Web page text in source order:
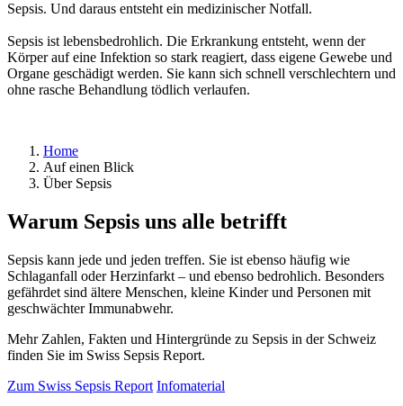
Sepsis. Und daraus entsteht ein medizinischer Notfall.
Sepsis ist lebensbedrohlich. Die Erkrankung entsteht, wenn der
Körper auf eine Infektion so stark reagiert, dass eigene Gewebe und
Organe geschädigt werden. Sie kann sich schnell verschlechtern und
ohne rasche Behandlung tödlich verlaufen.
Home
Auf einen Blick
Über Sepsis
Warum Sepsis uns alle betrifft
Sepsis kann jede und jeden treffen. Sie ist ebenso häufig wie
Schlaganfall oder Herzinfarkt – und ebenso bedrohlich. Besonders
gefährdet sind ältere Menschen, kleine Kinder und Personen mit
geschwächter Immunabwehr.
Mehr Zahlen, Fakten und Hintergründe zu Sepsis in der Schweiz
finden Sie im Swiss Sepsis Report.
Zum Swiss Sepsis Report Infomaterial